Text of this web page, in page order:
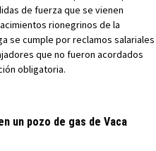
de fuerza que se vienen
rionegrinos de la
se cumple por reclamos salariales
que no fueron acordados
obligatoria.
un pozo de gas de Vaca